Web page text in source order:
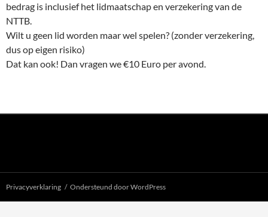
bedrag is inclusief het lidmaatschap en verzekering van de
NTTB.
Wilt u geen lid worden maar wel spelen? (zonder verzekering,
dus op eigen risiko)
Dat kan ook! Dan vragen we €10 Euro per avond.
Privacyverklaring Ondersteund door WordPress